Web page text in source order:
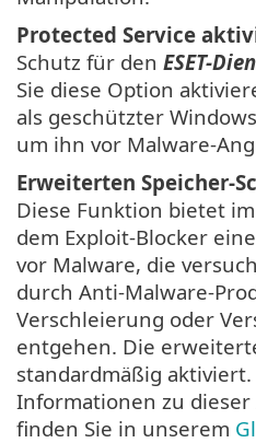
Protected Service
Schutz für den ESET-
Sie diese Option
als geschützter
um ihn vor Malware-
Erweiterten Speicher-
Diese Funktion bietet
dem Exploit-Blocker
vor Malware, die
durch Anti-Malware-
Verschleierung oder
entgehen. Die
standardmäßig
Informationen zu dieser
finden Sie in unserem